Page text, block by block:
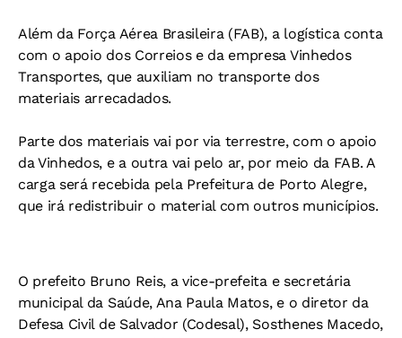
Além da Força Aérea Brasileira (FAB), a logística conta
com o apoio dos Correios e da empresa Vinhedos
Transportes, que auxiliam no transporte dos
materiais arrecadados.
Parte dos materiais vai por via terrestre, com o apoio
da Vinhedos, e a outra vai pelo ar, por meio da FAB. A
carga será recebida pela Prefeitura de Porto Alegre,
que irá redistribuir o material com outros municípios.
O prefeito Bruno Reis, a vice-prefeita e secretária
municipal da Saúde, Ana Paula Matos, e o diretor da
Defesa Civil de Salvador (Codesal), Sosthenes Macedo,